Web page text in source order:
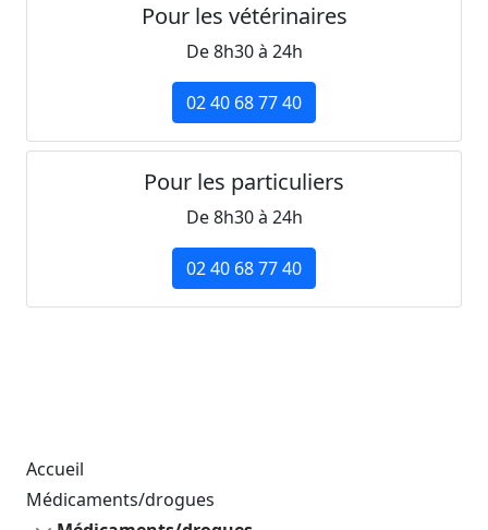
Pour les vétérinaires
De 8h30 à 24h
02 40 68 77 40
Pour les particuliers
De 8h30 à 24h
02 40 68 77 40
Accueil
Médicaments/drogues